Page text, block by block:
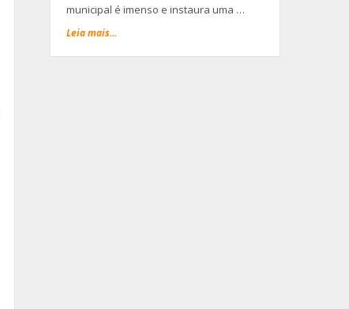
municipal é imenso e instaura uma …
Leia mais...